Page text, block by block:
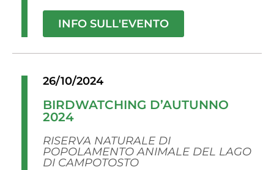
INFO SULL'EVENTO
26/10/2024
BIRDWATCHING D’AUTUNNO
2024
RISERVA NATURALE DI
POPOLAMENTO ANIMALE DEL LAGO
DI CAMPOTOSTO